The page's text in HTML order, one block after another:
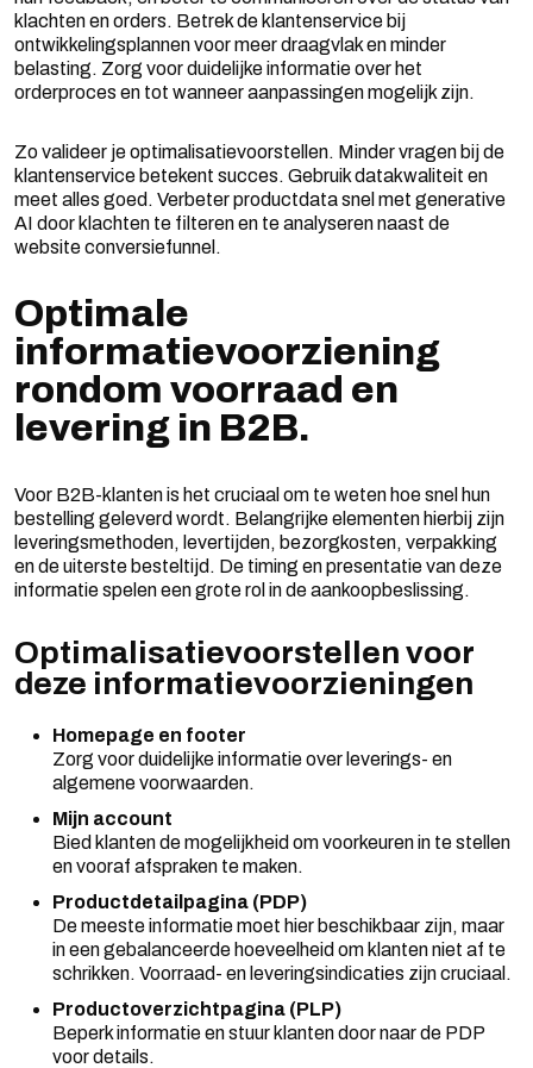
klachten en orders. Betrek de klantenservice bij
ontwikkelingsplannen voor meer draagvlak en minder
belasting. Zorg voor duidelijke informatie over het
orderproces en tot wanneer aanpassingen mogelijk zijn.
Zo valideer je optimalisatievoorstellen. Minder vragen bij de
klantenservice betekent succes. Gebruik datakwaliteit en
meet alles goed. Verbeter productdata snel met generative
AI door klachten te filteren en te analyseren naast de
website conversiefunnel.
Optimale
informatievoorziening
rondom voorraad en
levering in B2B.
Voor B2B-klanten is het cruciaal om te weten hoe snel hun
bestelling geleverd wordt. Belangrijke elementen hierbij zijn
leveringsmethoden, levertijden, bezorgkosten, verpakking
en de uiterste besteltijd. De timing en presentatie van deze
informatie spelen een grote rol in de aankoopbeslissing.
Optimalisatievoorstellen voor
deze informatievoorzieningen
Homepage en footer
Zorg voor duidelijke informatie over leverings- en
algemene voorwaarden.
Mijn account
Bied klanten de mogelijkheid om voorkeuren in te stellen
en vooraf afspraken te maken.
Productdetailpagina (PDP)
De meeste informatie moet hier beschikbaar zijn, maar
in een gebalanceerde hoeveelheid om klanten niet af te
schrikken. Voorraad- en leveringsindicaties zijn cruciaal.
Productoverzichtpagina (PLP)
Beperk informatie en stuur klanten door naar de PDP
voor details.